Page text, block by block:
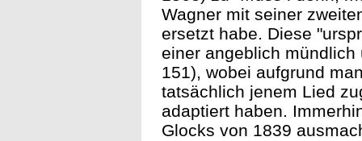
Wagner mit seiner
ersetzt habe. Diese
einer angeblich
151), wobei aufgrund
tatsächlich jenem Lied
adaptiert haben.
Glocks von 1839